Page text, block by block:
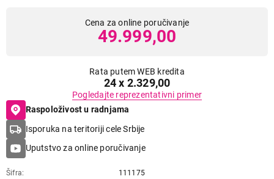
Cena za online poručivanje
49.999,00
Rata putem WEB kredita
24 x 2.329,00
Pogledajte reprezentativni primer
Raspoloživost u radnjama
Isporuka na teritoriji cele Srbije
Uputstvo za online poručivanje
Šifra
111175